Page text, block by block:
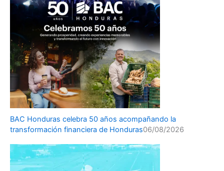
BAC Honduras celebra 50 años acompañando la
transformación financiera de Honduras06/08/2026